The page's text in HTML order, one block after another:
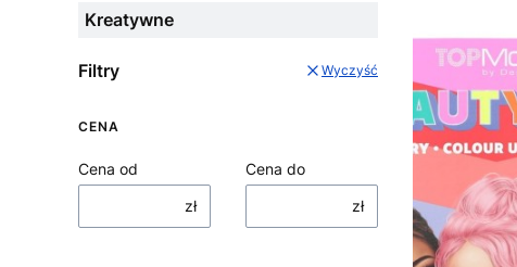
Kreatywne
Filtry Wyczyść
CENA
Cena od
zł
Cena do
zł